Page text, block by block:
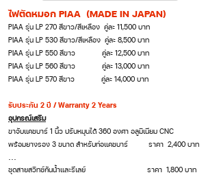
ไฟตัดหมอก PIAA (MADE IN JAPAN)
PIAA รุ่น LP 270 สีขาว/สีเหลือง คู่ละ 11,500 บาท
PIAA รุ่น LP 530 สีขาว/สีเหลือง คู่ละ 8,500 บาท
PIAA รุ่น LP 550 สีขาว คู่ละ 12,500 บาท
PIAA รุ่น LP 560 สีขาว คู่ละ 13,000 บาท
PIAA รุ่น LP 570 สีขาว คู่ละ 14,000 บาท
รับประกัน 2 ปี / Warranty 2 Years
อุปกรณ์เสริม
ขาจับแคชบาร์ 1 นิ้ว ปรับหมุนได้ 360 องศา อลูมิเนียม CNC
พร้อมยางรอง 3 ขนาด สำหรับท่อแคชบาร์ ราคา 2,400 บาท
ชุดสายสวิทซ์กันน้ำและรีเลย์ ราคา 1,800 บาท